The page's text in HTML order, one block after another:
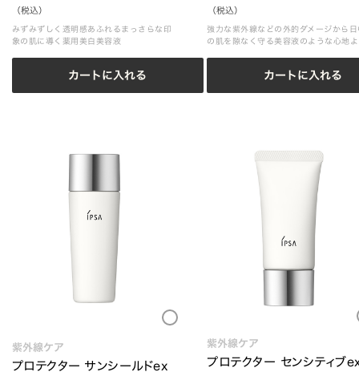
（税込）
みずみずしく透明感あふれるまっさらな印
象の肌に導く薬用美白美容液
カートに入れる
（税込）
強力な紫外線などの外的ダメージから日
の肌を隙なく守る美容液のような心地
カートに入れる
Loading...
紫外線ケア
プロテクター サンシールドex
紫外線ケア
プロテクター センシティブ